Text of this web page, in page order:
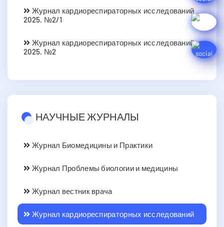
Журнал кардиореспираторных исследований
2025. №2/1
Журнал кардиореспираторных исследований
2025. №2
НАУЧНЫЕ ЖУРНАЛЫ
Журнал Биомедицины и Практики
Журнал Проблемы биологии и медицины
Журнал вестник врача
Журнал кардиореспираторных исследований